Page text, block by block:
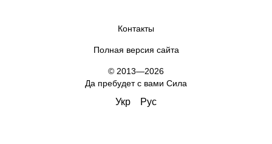
Контакты
Полная версия сайта
© 2013—2026
Да пребудет с вами Сила
Укр Рус